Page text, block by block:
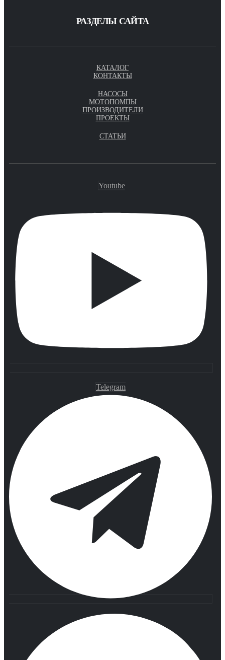
РАЗДЕЛЫ САЙТА
КАТАЛОГ
КОНТАКТЫ
НАСОСЫ
МОТОПОМПЫ
ПРОИЗВОДИТЕЛИ
ПРОЕКТЫ
СТАТЬИ
Youtube
Telegram